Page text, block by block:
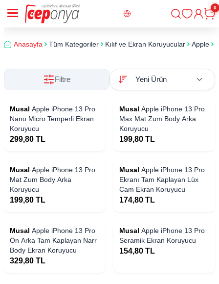
Giriş
0
Anasayfa Tüm Kategoriler Kılıf ve Ekran Koruyucular Apple
Filtre
Musal Apple iPhone 13 Pro
Nano Micro Temperli Ekran
Koruyucu
299,80 TL
Musal Apple iPhone 13 Pro
Max Mat Zum Body Arka
Koruyucu
199,80 TL
Musal Apple iPhone 13 Pro
Mat Zum Body Arka
Koruyucu
199,80 TL
Musal Apple iPhone 13 Pro
Ekranı Tam Kaplayan Lüx
Cam Ekran Koruyucu
174,80 TL
Musal Apple iPhone 13 Pro
Ön Arka Tam Kaplayan Narr
Body Ekran Koruyucu
329,80 TL
Musal Apple iPhone 13 Pro
Seramik Ekran Koruyucu
154,80 TL